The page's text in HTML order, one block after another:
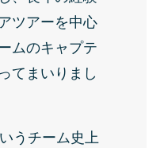
ツアーを中心
ムのキャプテ
てまいりまし
うチーム史上